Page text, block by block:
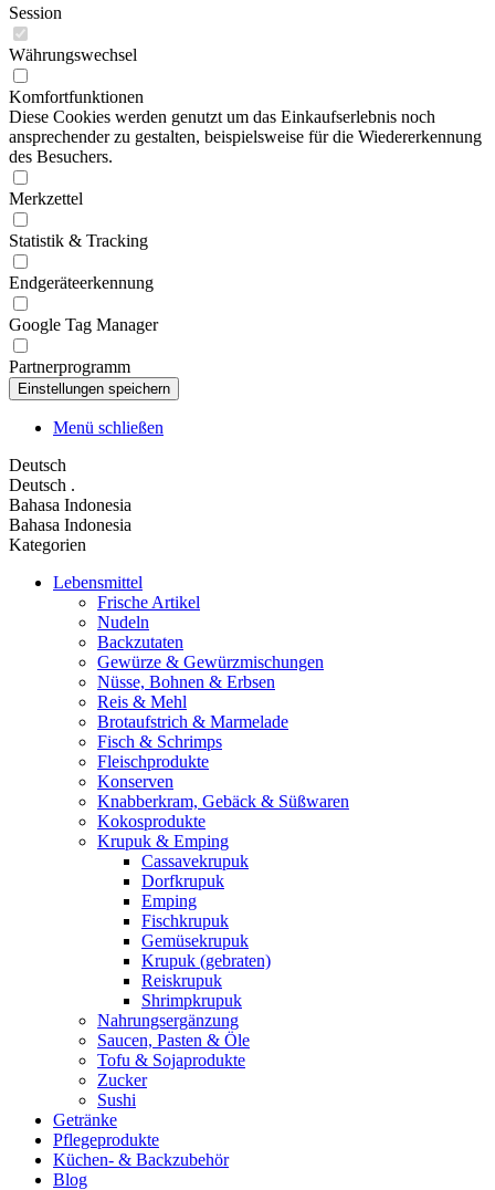
Session
Währungswechsel
Komfortfunktionen
Diese Cookies werden genutzt um das Einkaufserlebnis noch
ansprechender zu gestalten, beispielsweise für die Wiedererkennung
des Besuchers.
Merkzettel
Statistik & Tracking
Endgeräteerkennung
Google Tag Manager
Partnerprogramm
Menü schließen
Deutsch
Deutsch .
Bahasa Indonesia
Bahasa Indonesia
Kategorien
Lebensmittel
Frische Artikel
Nudeln
Backzutaten
Gewürze & Gewürzmischungen
Nüsse, Bohnen & Erbsen
Reis & Mehl
Brotaufstrich & Marmelade
Fisch & Schrimps
Fleischprodukte
Konserven
Knabberkram, Gebäck & Süßwaren
Kokosprodukte
Krupuk & Emping
Cassavekrupuk
Dorfkrupuk
Emping
Fischkrupuk
Gemüsekrupuk
Krupuk (gebraten)
Reiskrupuk
Shrimpkrupuk
Nahrungsergänzung
Saucen, Pasten & Öle
Tofu & Sojaprodukte
Zucker
Sushi
Getränke
Pflegeprodukte
Küchen- & Backzubehör
Blog